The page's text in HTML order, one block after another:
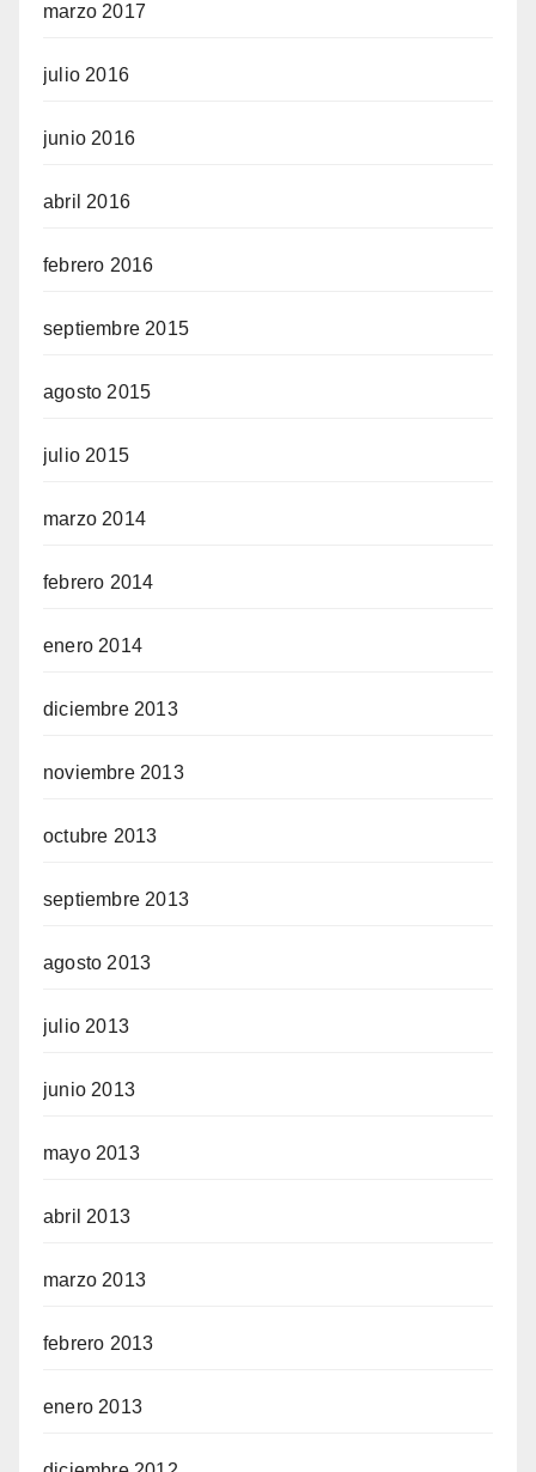
marzo 2017
julio 2016
junio 2016
abril 2016
febrero 2016
septiembre 2015
agosto 2015
julio 2015
marzo 2014
febrero 2014
enero 2014
diciembre 2013
noviembre 2013
octubre 2013
septiembre 2013
agosto 2013
julio 2013
junio 2013
mayo 2013
abril 2013
marzo 2013
febrero 2013
enero 2013